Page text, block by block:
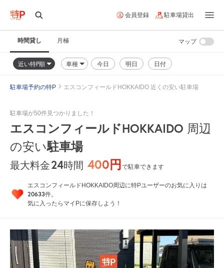
会員登録 駐車場貸出
時間貸し 月極
近い特P順 車種 今日 明日 日付
マップ
駐車場予約の特P エスコンフィールドHOKKAIDO 近くの安い駐車場
駐車場が50件見つかりました！
エスコンフィールドHOKKAIDO 周辺
の安い駐車場
最大料金24時間 400円で駐車できます
エスコンフィールドHOKKAIDO周辺に特Pユーザーのお気に入りは
20633件。
気に入ったらマイPに保存しよう！